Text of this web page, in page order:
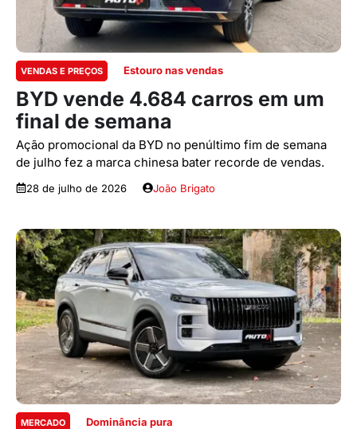
VENDAS E PREÇOS Estouro nas vendas
BYD vende 4.684 carros em um
final de semana
Ação promocional da BYD no penúltimo fim de semana
de julho fez a marca chinesa bater recorde de vendas.
28 de julho de 2026 João Brigato
MERCADO Dominância pura